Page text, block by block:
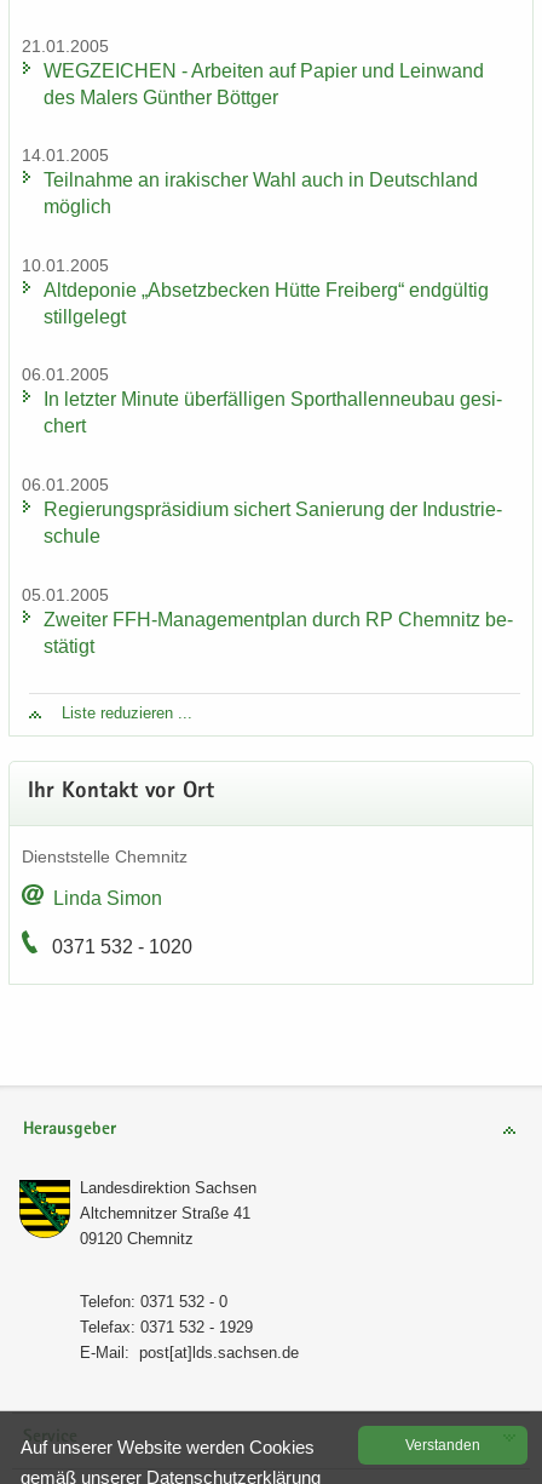
21.01.2005
WEG­ZEI­CHEN - Ar­bei­ten auf Pa­pier und Lein­wand
des Ma­lers Gün­ther Bött­ger
14.01.2005
Teil­nah­me an ira­ki­scher Wahl auch in Deutsch­land
mög­lich
10.01.2005
Alt­de­po­nie „Ab­setz­be­cken Hütte Frei­berg“ end­gül­tig
still­ge­legt
06.01.2005
In letz­ter Mi­nu­te über­fäl­li­gen Sport­hal­len­neu­bau ge­si­
chert
06.01.2005
Re­gie­rungs­prä­si­di­um si­chert Sa­nie­rung der In­dus­trie­
schu­le
05.01.2005
Zwei­ter FFH-​Managementplan durch RP Chem­nitz be­
stä­tigt
Liste re­du­zie­ren ...
Ihr Kon­takt vor Ort
Dienst­stel­le Chem­nitz
Linda Simon
0371 532 - 1020
Herausgeber
Lan­des­di­rek­ti­on Sach­sen
Alt­chem­nit­zer Stra­ße 41
09120 Chem­nitz
Te­le­fon: 0371 532 - 0
Te­le­fax: 0371 532 - 1929
E-​Mail: post[at]lds.sach­sen.de
Service Ver­stan­den
Auf un­se­rer Web­site wer­den Coo­kies
gemäß un­se­rer Da­ten­schutz­er­klä­rung